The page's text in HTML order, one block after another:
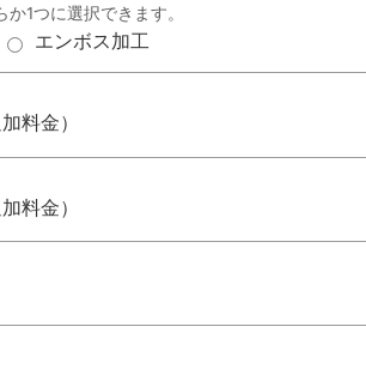
1つに選択できます。
エンボス加工
料金）
料金）